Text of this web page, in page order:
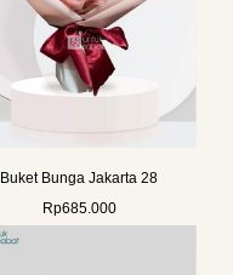
Buket Bunga Jakarta 28
Rp685.000